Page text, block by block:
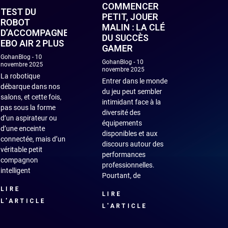
TEST DU
ROBOT
D’ACCOMPAGNEMENT
EBO AIR 2 PLUS
GohanBlog
10
novembre 2025
La robotique
débarque dans nos
salons, et cette fois,
pas sous la forme
d’un aspirateur ou
d’une enceinte
connectée, mais d’un
véritable petit
compagnon
intelligent
LIRE
L'ARTICLE
COMMENCER
PETIT, JOUER
MALIN : LA CLÉ
DU SUCCÈS
GAMER
GohanBlog 10
novembre 2025
Entrer dans le monde
du jeu peut sembler
intimidant face à la
diversité des
équipements
disponibles et aux
discours autour des
performances
professionnelles.
Pourtant, de
LIRE
L'ARTICLE